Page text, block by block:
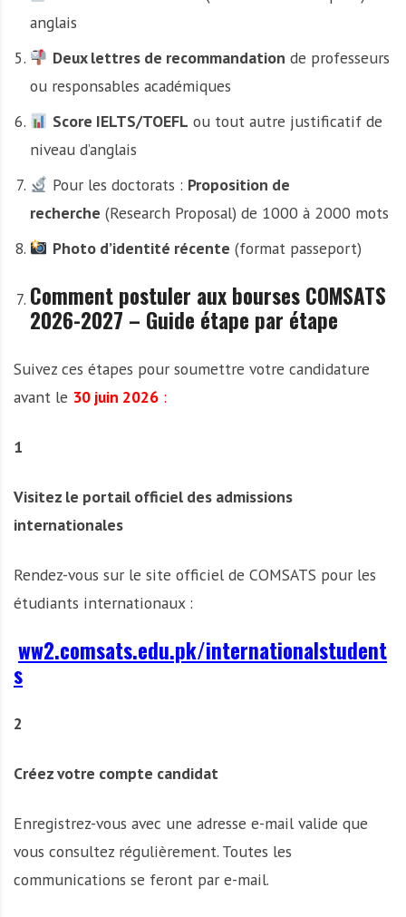
anglais
Deux lettres de recommandation de professeurs
ou responsables académiques
Score IELTS/TOEFL ou tout autre justificatif de
niveau d’anglais
Pour les doctorats : Proposition de
recherche (Research Proposal) de 1000 à 2000 mots
Photo d’identité récente (format passeport)
Comment postuler aux bourses COMSATS
2026-2027 – Guide étape par étape
Suivez ces étapes pour soumettre votre candidature
avant le 30 juin 2026 :
1
Visitez le portail officiel des admissions
internationales
Rendez-vous sur le site officiel de COMSATS pour les
étudiants internationaux :
ww2.comsats.edu.pk/internationalstudent
s
2
Créez votre compte candidat
Enregistrez-vous avec une adresse e-mail valide que
vous consultez régulièrement. Toutes les
communications se feront par e-mail.